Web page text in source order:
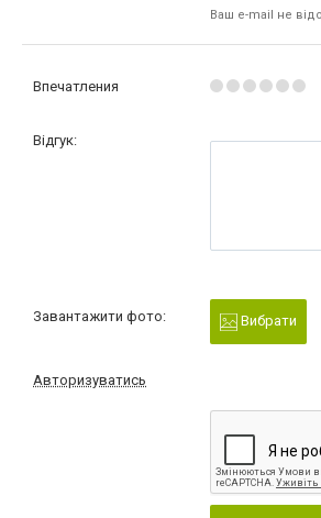
Ваш e-mail не
Впечатления
Відгук:
Завантажити фото: Вибрати
Авторизуватись